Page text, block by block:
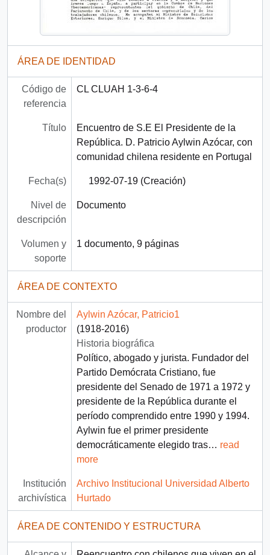
ÁREA DE IDENTIDAD
Código de
referencia
CL CLUAH 1-3-6-4
Título
Encuentro de S.E El Presidente de la
República. D. Patricio Aylwin Azócar, con
comunidad chilena residente en Portugal
Fecha(s) 1992-07-19 (Creación)
Nivel de
descripción
Documento
Volumen y
soporte
1 documento, 9 páginas
ÁREA DE CONTEXTO
Nombre del
productor
Aylwin Azócar, Patricio1
(1918-2016)
Historia biográfica
Político, abogado y jurista. Fundador del
Partido Demócrata Cristiano, fue
presidente del Senado de 1971 a 1972 y
presidente de la República durante el
período comprendido entre 1990 y 1994.
Aylwin fue el primer presidente
democráticamente elegido tras… read
more
Institución
archivística
Archivo Institucional Universidad Alberto
Hurtado
ÁREA DE CONTENIDO Y ESTRUCTURA